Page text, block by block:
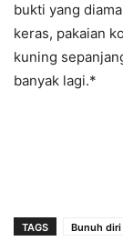
bukti yang
keras, pakaian
kuning
banyak lagi.*
TAGS Bunuh diri